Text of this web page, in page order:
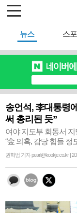
뉴스 스
송언석, 李대통령
써 총리된 듯”
여야 지도부 회동서 지
“金 의혹, 감당 힘들 정
권혁범 기자 pearl@kookje.co.kr |